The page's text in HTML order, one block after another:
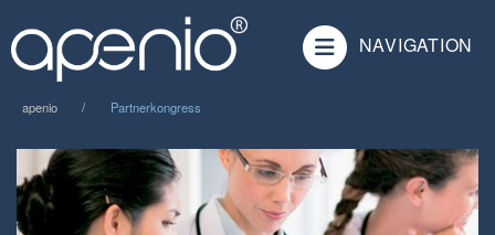
NAVIGATION
apenio Partnerkongress